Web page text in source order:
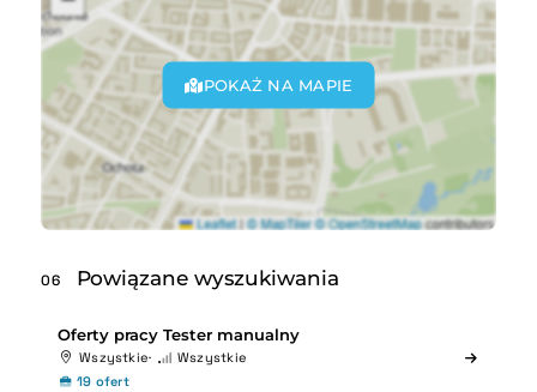
POKAŻ NA MAPIE
06 Powiązane wyszukiwania
Oferty pracy Tester manualny
Wszystkie
Wszystkie
19 ofert